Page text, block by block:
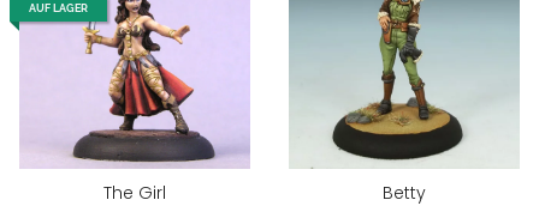
AUF LAGER
The Girl Betty